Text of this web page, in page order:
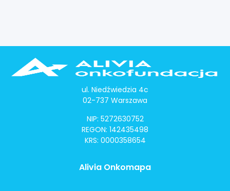
ul. Niedźwiedzia 4c
02-737 Warszawa
NIP: 5272630752
REGON: 142435498
KRS: 0000358654
Alivia Onkomapa